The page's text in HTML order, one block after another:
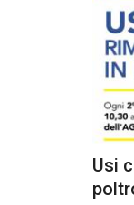
Usi